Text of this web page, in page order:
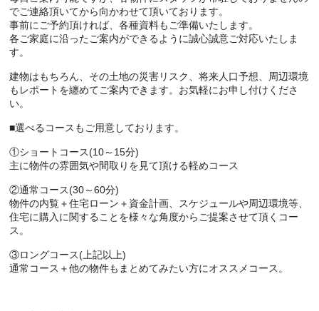
でご連絡頂いてから向かわせて頂いております。
事前にご予約頂ければ、各種資料もご準備いたします。
各ご家庭に沿ったご案内ができるように誠心誠意ご対応いたしま
す。
建物はもちろん、その土地の災害リスク、将来人口予想、周辺環境
もレポートを纏めてご案内できます。お気軽にお申し付けくださ
い。
■選べるコースもご用意しております。
①ショートコース(10～15分)
主に物件の雰囲気や間取りを見て頂ける軽めコース
②通常コース(30～60分)
物件の内覧＋住宅ローン＋資金計画、スケジュールや周辺環境等、
住宅に購入に関することを様々な角度からご提案させて頂くコー
ス。
③ロングコース(上記以上)
通常コース＋他の物件もまとめてみたい方にオススメコース。